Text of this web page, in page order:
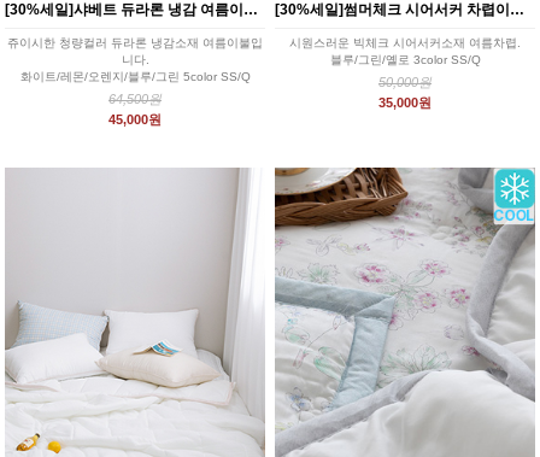
[30%세일]샤베트 듀라론 냉감 여름이불 침구세트 5color
쥬이시한 청량컬러 듀라론 냉감소재 여름이불입
니다.
화이트/레몬/오렌지/블루/그린 5color SS/Q
64,500원
45,000원
[30%세일]썸머체크 시어서커 차렵이불세트 3color
시원스러운 빅체크 시어서커소재 여름차렵.
블루/그린/옐로 3color SS/Q
50,000원
35,000원